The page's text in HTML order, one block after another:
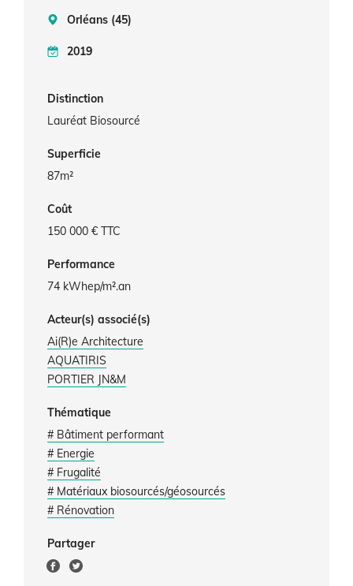
Orléans (45)
2019
Distinction
Lauréat Biosourcé
Superficie
87m²
Coût
150 000 € TTC
Performance
74 kWhep/m².an
Acteur(s) associé(s)
Ai(R)e Architecture
AQUATIRIS
PORTIER JN&M
Thématique
# Bâtiment performant
# Energie
# Frugalité
# Matériaux biosourcés/géosourcés
# Rénovation
Partager